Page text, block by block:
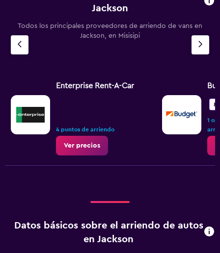
Jackson
Todos los principales proveedores de arriendo de vans en
Jackson, en Misisipi
Enterprise Rent-A-Car
4 puntos de arriendo
Ver precios
1
Datos básicos sobre el arriendo de autos
en Jackson